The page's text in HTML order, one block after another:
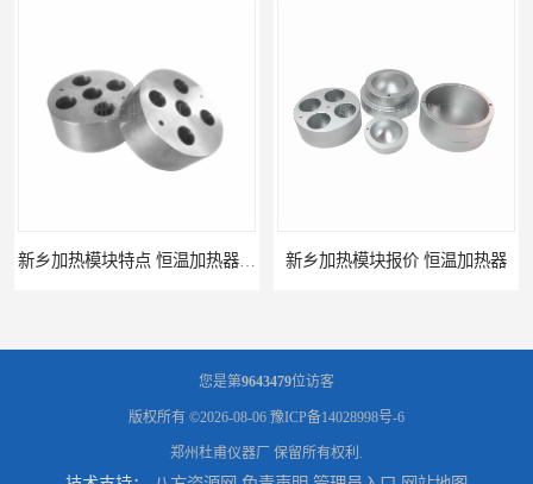
新乡加热模块报价 恒温加热器
您是第9643479位访客
版权所有 ©2026-08-06 豫ICP备14028998号-6
郑州杜甫仪器厂 保留所有权利.